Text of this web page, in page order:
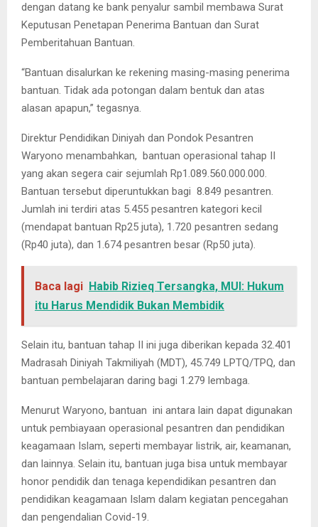
dengan datang ke bank penyalur sambil membawa Surat
Keputusan Penetapan Penerima Bantuan dan Surat
Pemberitahuan Bantuan.
“Bantuan disalurkan ke rekening masing-masing penerima
bantuan. Tidak ada potongan dalam bentuk dan atas
alasan apapun,” tegasnya.
Direktur Pendidikan Diniyah dan Pondok Pesantren
Waryono menambahkan, bantuan operasional tahap II
yang akan segera cair sejumlah Rp1.089.560.000.000.
Bantuan tersebut diperuntukkan bagi 8.849 pesantren.
Jumlah ini terdiri atas 5.455 pesantren kategori kecil
(mendapat bantuan Rp25 juta), 1.720 pesantren sedang
(Rp40 juta), dan 1.674 pesantren besar (Rp50 juta).
Baca lagi Habib Rizieq Tersangka, MUI: Hukum
itu Harus Mendidik Bukan Membidik
Selain itu, bantuan tahap II ini juga diberikan kepada 32.401
Madrasah Diniyah Takmiliyah (MDT), 45.749 LPTQ/TPQ, dan
bantuan pembelajaran daring bagi 1.279 lembaga.
Menurut Waryono, bantuan ini antara lain dapat digunakan
untuk pembiayaan operasional pesantren dan pendidikan
keagamaan Islam, seperti membayar listrik, air, keamanan,
dan lainnya. Selain itu, bantuan juga bisa untuk membayar
honor pendidik dan tenaga kependidikan pesantren dan
pendidikan keagamaan Islam dalam kegiatan pencegahan
dan pengendalian Covid-19.